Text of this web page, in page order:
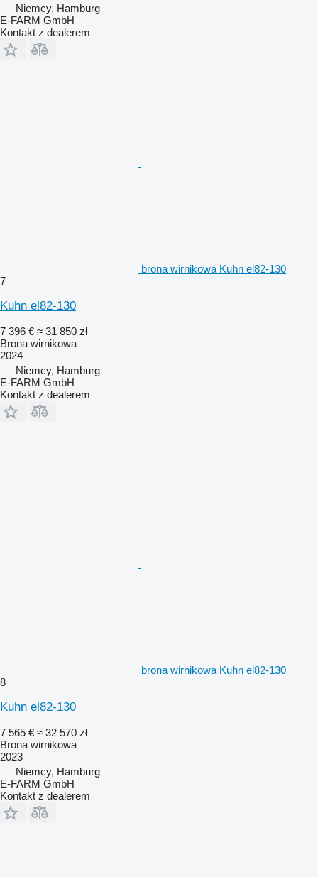
Niemcy, Hamburg
E-FARM GmbH
Kontakt z dealerem
brona wirnikowa Kuhn el82-130
7
Kuhn el82-130
7 396 € ≈ 31 850 zł
Brona wirnikowa
2024
Niemcy, Hamburg
E-FARM GmbH
Kontakt z dealerem
brona wirnikowa Kuhn el82-130
8
Kuhn el82-130
7 565 € ≈ 32 570 zł
Brona wirnikowa
2023
Niemcy, Hamburg
E-FARM GmbH
Kontakt z dealerem